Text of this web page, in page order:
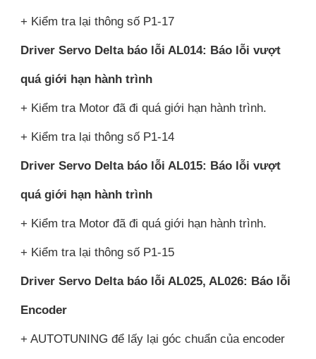
+ Kiểm tra lại thông số P1-17
Driver Servo Delta báo lỗi AL014: Báo lỗi vượt
quá giới hạn hành trình
+ Kiểm tra Motor đã đi quá giới hạn hành trình.
+ Kiểm tra lại thông số P1-14
Driver Servo Delta báo lỗi AL015: Báo lỗi vượt
quá giới hạn hành trình
+ Kiểm tra Motor đã đi quá giới hạn hành trình.
+ Kiểm tra lại thông số P1-15
Driver Servo Delta báo lỗi AL025, AL026: Báo lỗi
Encoder
+ AUTOTUNING để lấy lại góc chuẩn của encoder